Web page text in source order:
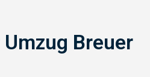
Breuer